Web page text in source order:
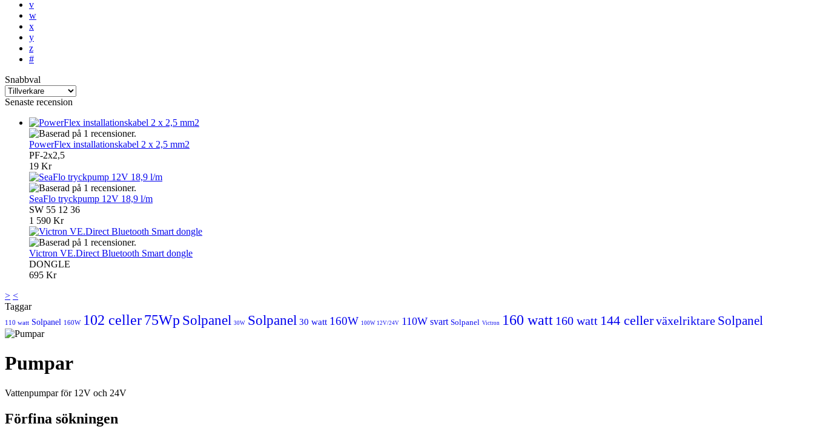
v
w
x
y
z
#
Snabbval
Senaste recension
PowerFlex installationskabel 2 x 2,5 mm2
PF-2x2,5
19 Kr
SeaFlo tryckpump 12V 18,9 l/m
SW 55 12 36
1 590 Kr
Victron VE.Direct Bluetooth Smart dongle
DONGLE
695 Kr
> <
Taggar
110 watt Solpanel 160W 102 celler75Wp Solpanel 30W Solpanel 30 watt 160W 100W 12V/24V 110W svart Solpanel Victron 160 watt 160 watt 144 cellerväxelriktare Solpanel
Pumpar
Vattenpumpar för 12V och 24V
Förfina sökningen